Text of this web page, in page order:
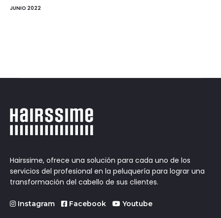
JUNIO 2022
Hairssime, ofrece una solución para cada uno de los
servicios del profesional en la peluquería para lograr una
transformación del cabello de sus clientes.
Instagram Facebook Youtube